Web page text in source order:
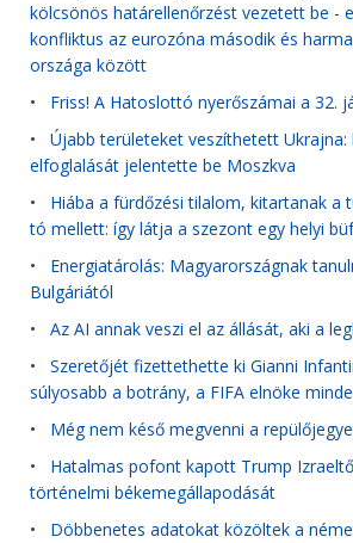
kölcsönös határellenőrzést vezetett be -
konfliktus az eurozóna második és
országa között
• Friss! A Hatoslottó nyerőszámai a 32.
• Újabb területeket veszíthetett Ukrajna:
elfoglalását jelentette be Moszkva
• Hiába a fürdőzési tilalom, kitartanak a
tó mellett: így látja a szezont egy helyi
• Energiatárolás: Magyarországnak
Bulgáriától
• Az AI annak veszi el az állását, aki a
• Szeretőjét fizettethette ki Gianni
súlyosabb a botrány, a FIFA elnöke
• Még nem késő megvenni a
• Hatalmas pofont kapott Trump
történelmi békemegállapodását
• Döbbenetes adatokat közöltek a